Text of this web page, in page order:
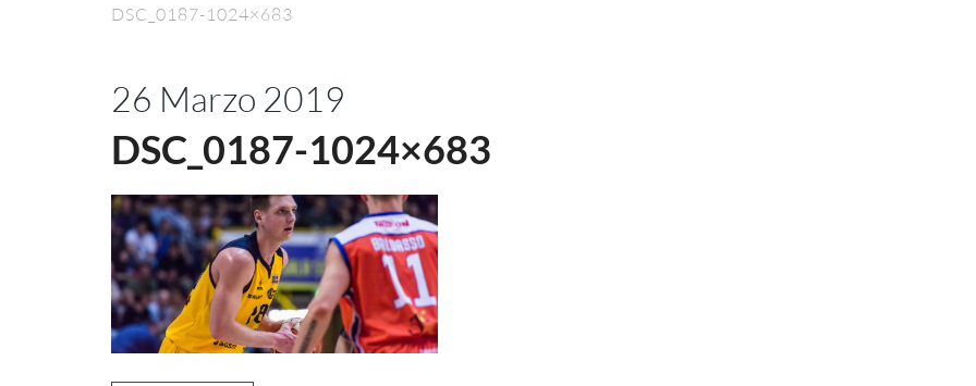
DSC_0187-1024×683
26 Marzo 2019
DSC_0187-1024×683